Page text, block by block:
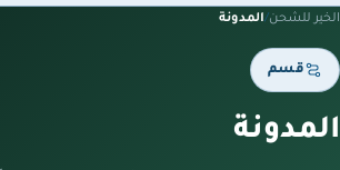
الخير للشحن/المدونة
قسم
المدونة